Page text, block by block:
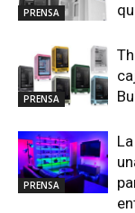
PRENSA
PRENSA
PRENSA